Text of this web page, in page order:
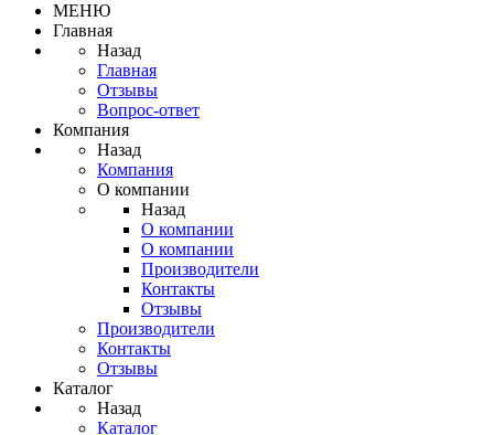
МЕНЮ
Главная
Назад
Главная
Отзывы
Вопрос-ответ
Компания
Назад
Компания
О компании
Назад
О компании
О компании
Производители
Контакты
Отзывы
Производители
Контакты
Отзывы
Каталог
Назад
Каталог